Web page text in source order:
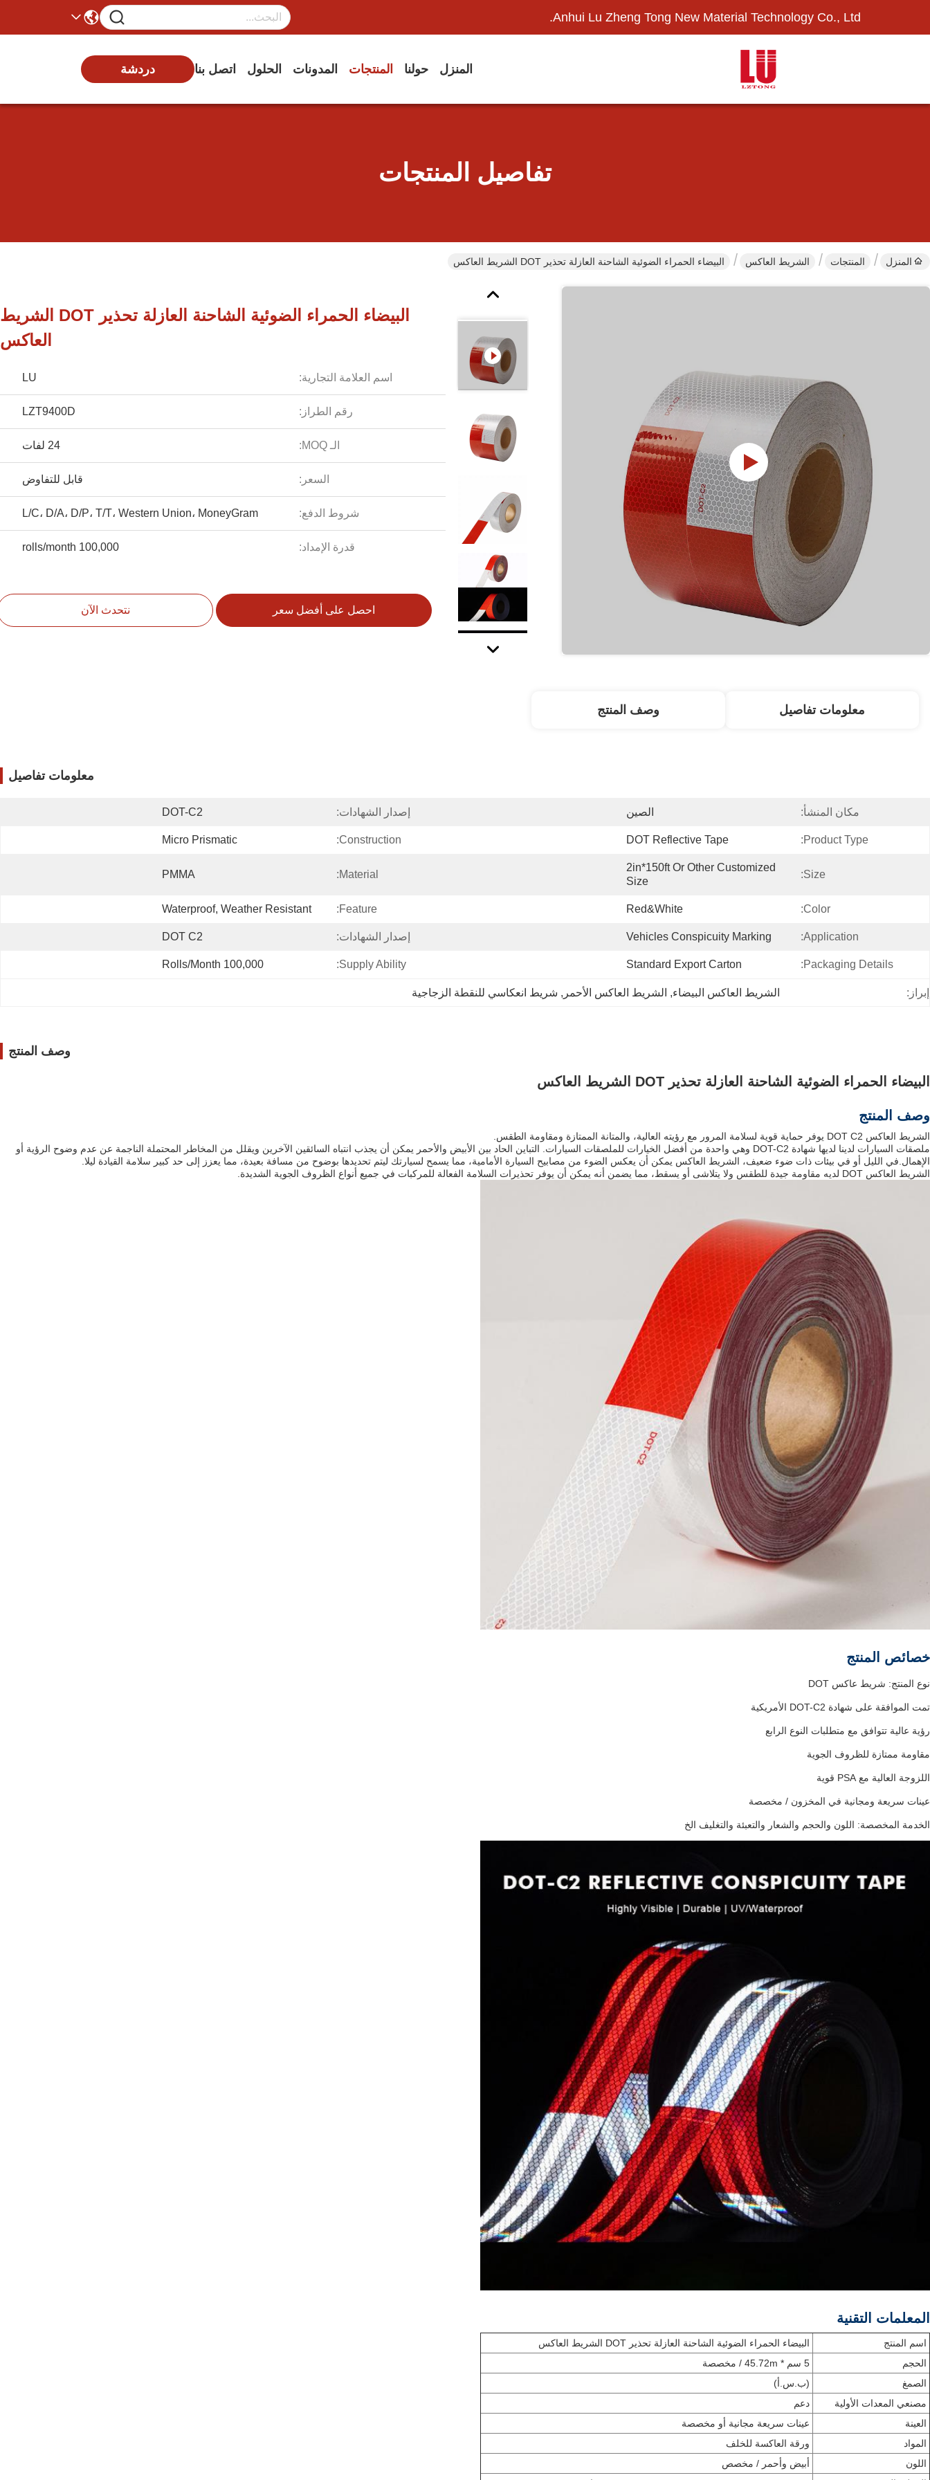
Anhui Lu Zheng Tong New Material Technology Co., Ltd.
المنزل حولنا المنتجات المدونات الحلول اتصل بنا دردشة
تفاصيل المنتجات
المنزل المنتجات الشريط العاكس البيضاء الحمراء الضوئية الشاحنة العازلة تحذير DOT الشريط العاكس
البيضاء الحمراء الضوئية الشاحنة العازلة تحذير DOT الشريط
العاكس
اسم العلامة التجارية: LU
رقم الطراز: LZT9400D
الـ MOQ: 24 لفات
السعر: قابل للتفاوض
شروط الدفع: L/C، D/A، D/P، T/T، Western Union، MoneyGram
قدرة الإمداد: 100,000 rolls/month
احصل على أفضل سعر نتحدث الآن
معلومات تفاصيل وصف المنتج
معلومات تفاصيل
مكان المنشأ: الصين إصدار الشهادات: DOT-C2
Product Type:
DOT Reflective Tape
Construction:
Micro Prismatic
Size:
2in*150ft Or Other Customized
Size
Material:
PMMA
Color:
Red&White
Feature:
Waterproof, Weather Resistant
Application:
Vehicles Conspicuity Marking إصدار الشهادات: DOT C2
Packaging Details:
Standard Export Carton
Supply Ability:
100,000 Rolls/month
إبراز: الشريط العاكس البيضاء, الشريط العاكس الأحمر , شريط انعكاسي للنقطة الزجاجية
وصف المنتج
البيضاء الحمراء الضوئية الشاحنة العازلة تحذير DOT الشريط العاكس
وصف المنتج
الشريط العاكس DOT C2 يوفر حماية قوية لسلامة المرور مع رؤيته العالية، والمتانة الممتازة ومقاومة الطقس.
ملصقات السيارات لدينا لديها شهادة DOT-C2 وهي واحدة من أفضل الخيارات للملصقات السيارات.
التباين الحاد بين الأبيض والأحمر يمكن أن يجذب انتباه السائقين الآخرين ويقلل من المخاطر المحتملة الناجمة عن عدم وضوح الرؤية أو
الإهمال.في الليل أو في بيئات ذات ضوء ضعيف، الشريط العاكس يمكن أن يعكس الضوء من مصابيح السيارة الأمامية، مما يسمح لسيارتك ليتم تحديدها بوضوح من مسافة بعيدة، مما يعزز إلى حد كبير سلامة القيادة ليلا.
الشريط العاكس DOT لديه مقاومة جيدة للطقس ولا يتلاشى أو يسقط، مما يضمن أنه يمكن أن يوفر تحذيرات السلامة الفعالة للمركبات في جميع أنواع الظروف الجوية الشديدة.
خصائص المنتج
نوع المنتج: شريط عاكس DOT
تمت الموافقة على شهادة DOT-C2 الأمريكية
رؤية عالية تتوافق مع متطلبات النوع الرابع
مقاومة ممتازة للظروف الجوية
اللزوجة العالية مع PSA قوية
عينات سريعة ومجانية في المخزون / مخصصة
الخدمة المخصصة: اللون والحجم والشعار والتعبئة والتغليف الخ
المعلمات التقنية
اسم المنتج
البيضاء الحمراء الضوئية الشاحنة العازلة تحذير DOT الشريط العاكس
الحجم
5 سم * 45.72m / مخصصة
الصمغ
(ب.س.أ)
مصنعي المعدات الأولية
دعم
العينة
عينات سريعة مجانية أو مخصصة
المواد
ورقة العاكسة للخلف
اللون
أبيض وأحمر / مخصص